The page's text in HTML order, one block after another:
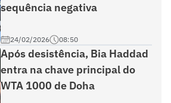
sequência negativa
24/02/2026 08:50
Após desistência, Bia Haddad
entra na chave principal do
WTA 1000 de Doha